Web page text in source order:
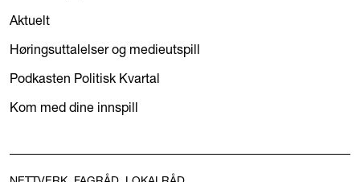
Aktuelt
Høringsuttalelser og medieutspill
Podkasten Politisk Kvartal
Kom med dine innspill